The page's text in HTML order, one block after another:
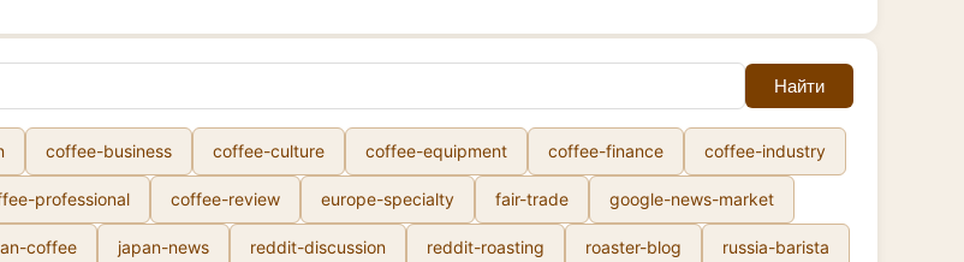
Найти
coffee-business coffee-culture coffee-equipment coffee-finance coffee-industry
professional coffee-review europe-specialty fair-trade google-news-market
coffee japan-news reddit-discussion reddit-roasting roaster-blog russia-barista